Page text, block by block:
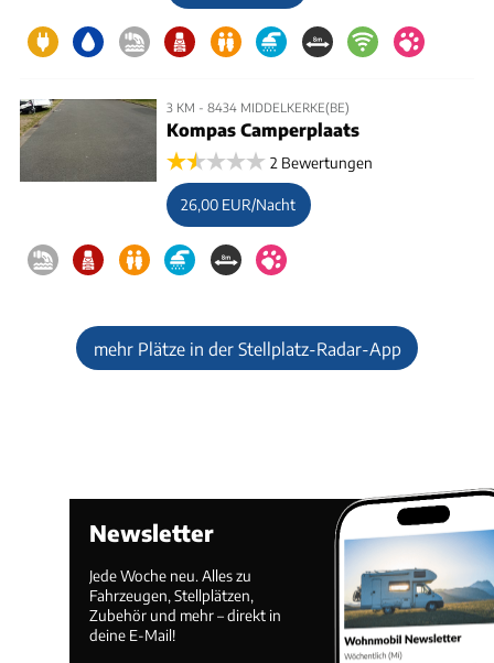
3 KM - 8434 MIDDELKERKE(BE)
Kompas Camperplaats
2 Bewertungen
26,00 EUR/Nacht
mehr Plätze in der Stellplatz-Radar-App
Newsletter
Jede Woche neu. Alles zu
Fahrzeugen, Stellplätzen,
Zubehör und mehr – direkt in
deine E-Mail!